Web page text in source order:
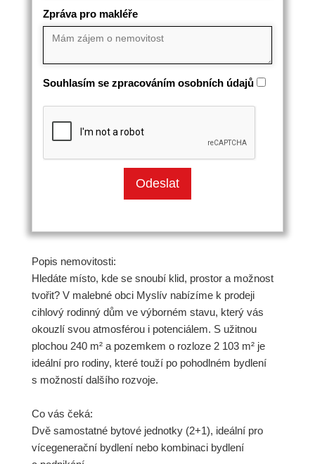
Zpráva pro makléře
Souhlasím se zpracováním osobních údajů
Popis nemovitosti:
Hledáte místo, kde se snoubí klid, prostor a možnost
tvořit? V malebné obci Myslív nabízíme k prodeji
cihlový rodinný dům ve výborném stavu, který vás
okouzlí svou atmosférou i potenciálem. S užitnou
plochou 240 m² a pozemkem o rozloze 2 103 m² je
ideální pro rodiny, které touží po pohodlném bydlení
s možností dalšího rozvoje.
Co vás čeká:
Dvě samostatné bytové jednotky (2+1), ideální pro
vícegenerační bydlení nebo kombinaci bydlení